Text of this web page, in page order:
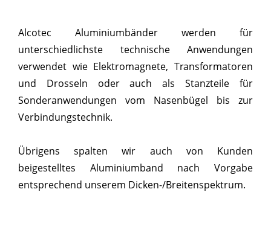
Alcotec Aluminiumbänder werden für
unterschiedlichste technische Anwendungen
verwendet wie Elektromagnete, Transformatoren
und Drosseln oder auch als Stanzteile für
Sonderanwendungen vom Nasenbügel bis zur
Verbindungstechnik.
Übrigens spalten wir auch von Kunden
beigestelltes Aluminiumband nach Vorgabe
entsprechend unserem Dicken-/Breitenspektrum.